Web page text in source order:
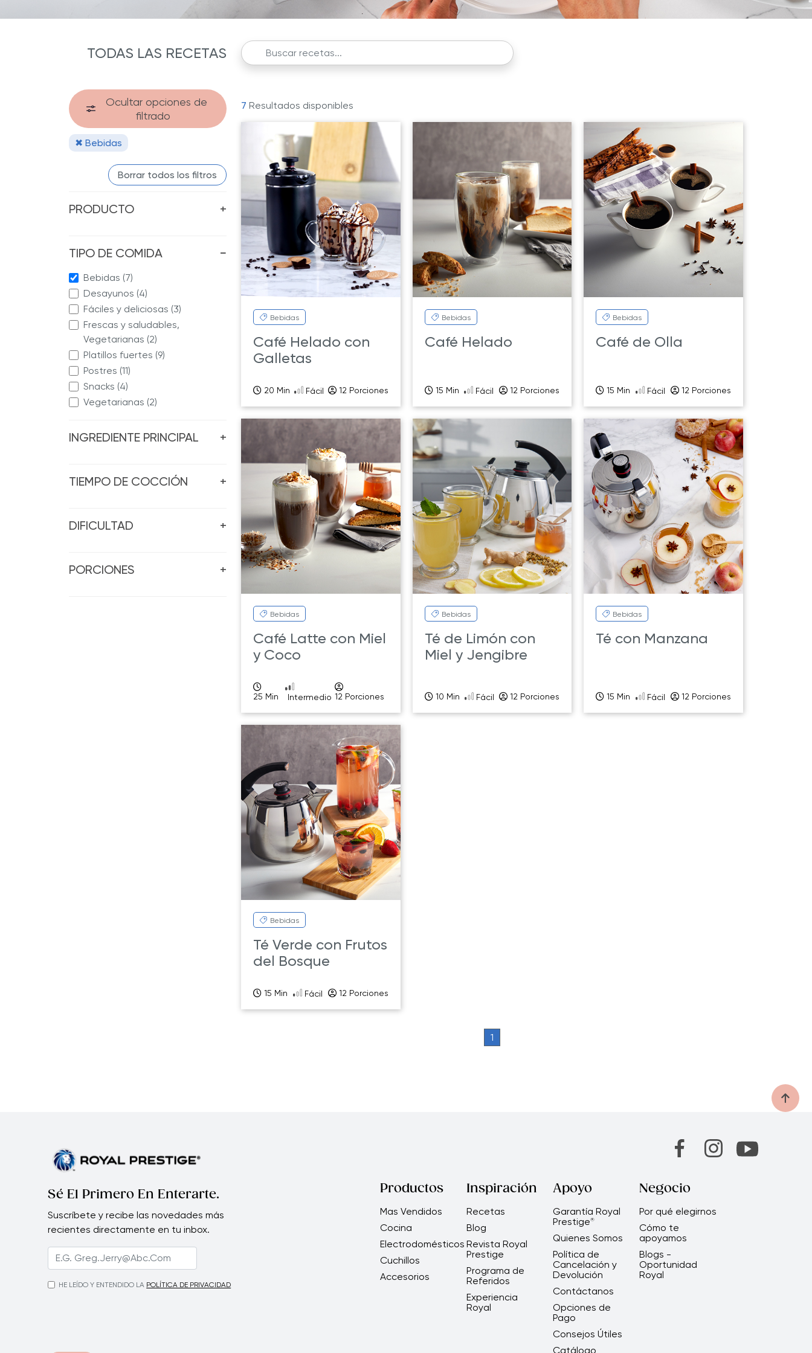
TODAS LAS RECETAS
Ocultar opciones de
filtrado
✖ Bebidas
Borrar todos los filtros
PRODUCTO +
TIPO DE COMIDA −
Bebidas (7)
Desayunos (4)
Fáciles y deliciosas (3)
Frescas y saludables,
Vegetarianas (2)
Platillos fuertes (9)
Postres (11)
Snacks (4)
Vegetarianas (2)
INGREDIENTE PRINCIPAL +
TIEMPO DE COCCIÓN +
DIFICULTAD +
PORCIONES +
7 Resultados disponibles
Bebidas
Café Helado con
Galletas
20 Min Fácil 12 Porciones
Bebidas
Café Helado
15 Min Fácil 12 Porciones
Bebidas
Café de Olla
15 Min Fácil 12 Porciones
Bebidas
Café Latte con Miel
y Coco
25 Min Intermedio 12 Porciones
Bebidas
Té de Limón con
Miel y Jengibre
10 Min Fácil 12 Porciones
Bebidas
Té con Manzana
15 Min Fácil 12 Porciones
Bebidas
Té Verde con Frutos
del Bosque
15 Min Fácil 12 Porciones
1
Sé El Primero En Enterarte.
Suscríbete y recibe las novedades más
recientes directamente en tu inbox.
HE LEÍDO Y ENTENDIDO LA POLÍTICA DE PRIVACIDAD
Productos
Mas Vendidos
Cocina
Electrodomésticos
Cuchillos
Accesorios
Inspiración
Recetas
Blog
Revista Royal
Prestige
Programa de
Referidos
Experiencia
Royal
Apoyo
Garantía Royal
Prestige®
Quienes Somos
Política de
Cancelación y
Devolución
Contáctanos
Opciones de
Pago
Consejos Útiles
Catálogo
Negocio
Por qué elegirnos
Cómo te
apoyamos
Blogs -
Oportunidad
Royal